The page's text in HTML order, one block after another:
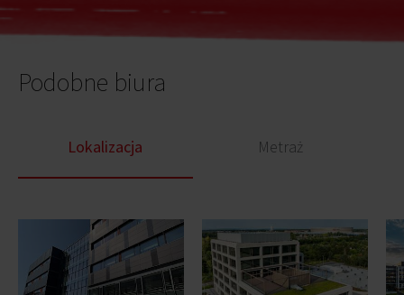
Podobne biura
Lokalizacja Metraż